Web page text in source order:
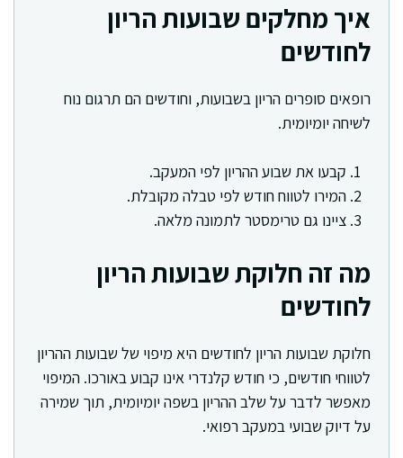
איך מחלקים שבועות הריון
לחודשים
רופאים סופרים הריון בשבועות, וחודשים הם תרגום נוח
לשיחה יומיומית.
קבעו את שבוע ההריון לפי המעקב.
המירו לטווח חודש לפי טבלה מקובלת.
ציינו גם טרימסטר לתמונה מלאה.
מה זה חלוקת שבועות הריון
לחודשים
חלוקת שבועות הריון לחודשים היא מיפוי של שבועות ההריון
לטווחי חודשים, כי חודש קלנדרי אינו קבוע באורכו. המיפוי
מאפשר לדבר על שלב ההריון בשפה יומיומית, תוך שמירה
על דיוק שבועי במעקב רפואי.